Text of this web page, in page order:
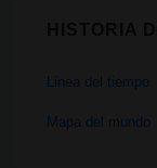
Linea del tiempo
Mapa del mundo